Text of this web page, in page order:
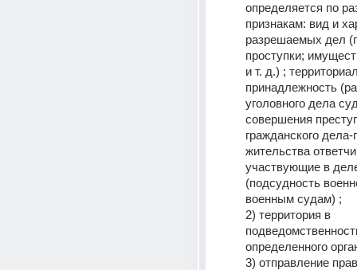
определяется по
признакам: вид и
разрешаемых дел
проступки;
и т. д.) ;
принадлежность
уголовного дела
совершения
гражданского
жительства
участвующие в
(подсудность
военным судам) ;
2) территория в
определенного
3) отправление